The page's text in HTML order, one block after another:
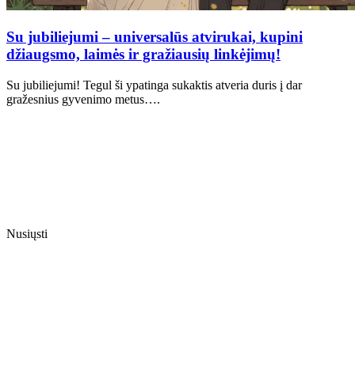
Su jubiliejumi – universalūs atvirukai, kupini
džiaugsmo, laimės ir gražiausių linkėjimų!
Su jubiliejumi! Tegul ši ypatinga sukaktis atveria duris į dar
gražesnius gyvenimo metus….
Nusiųsti